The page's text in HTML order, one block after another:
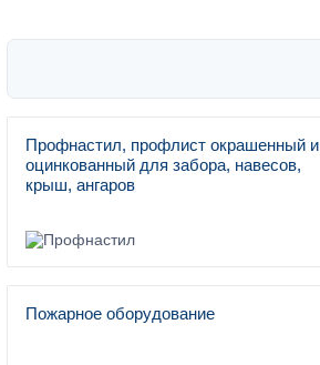
Профнастил, профлист окрашенный и
оцинкованный для забора, навесов,
крыш, ангаров
Пожарное оборудование